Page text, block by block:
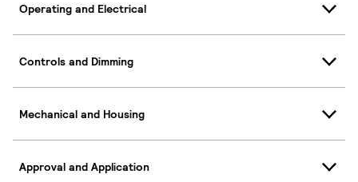
Operating and Electrical
Controls and Dimming
Mechanical and Housing
Approval and Application